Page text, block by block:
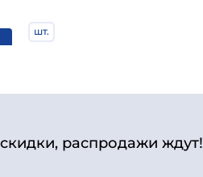
шт.
распродажи ждут!